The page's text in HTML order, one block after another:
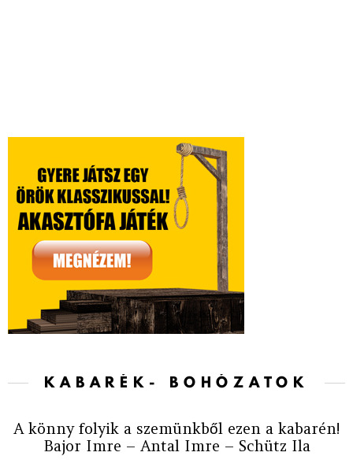
KABARÉK- BOHÓZATOK
A könny folyik a szemünkből ezen a kabarén!
Bajor Imre – Antal Imre – Schütz Ila